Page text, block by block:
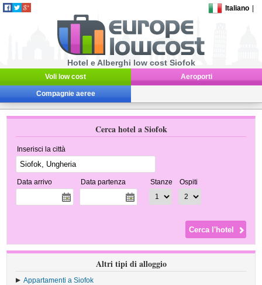
Italiano
Hotel e Alberghi low cost Siofok
Voli low cost Aeroporti
Compagnie aeree
Cerca hotel a Siofok
Inserisci la città
Data arrivo Data partenza Stanze Ospiti
Altri tipi di alloggio
Appartamenti a Siofok